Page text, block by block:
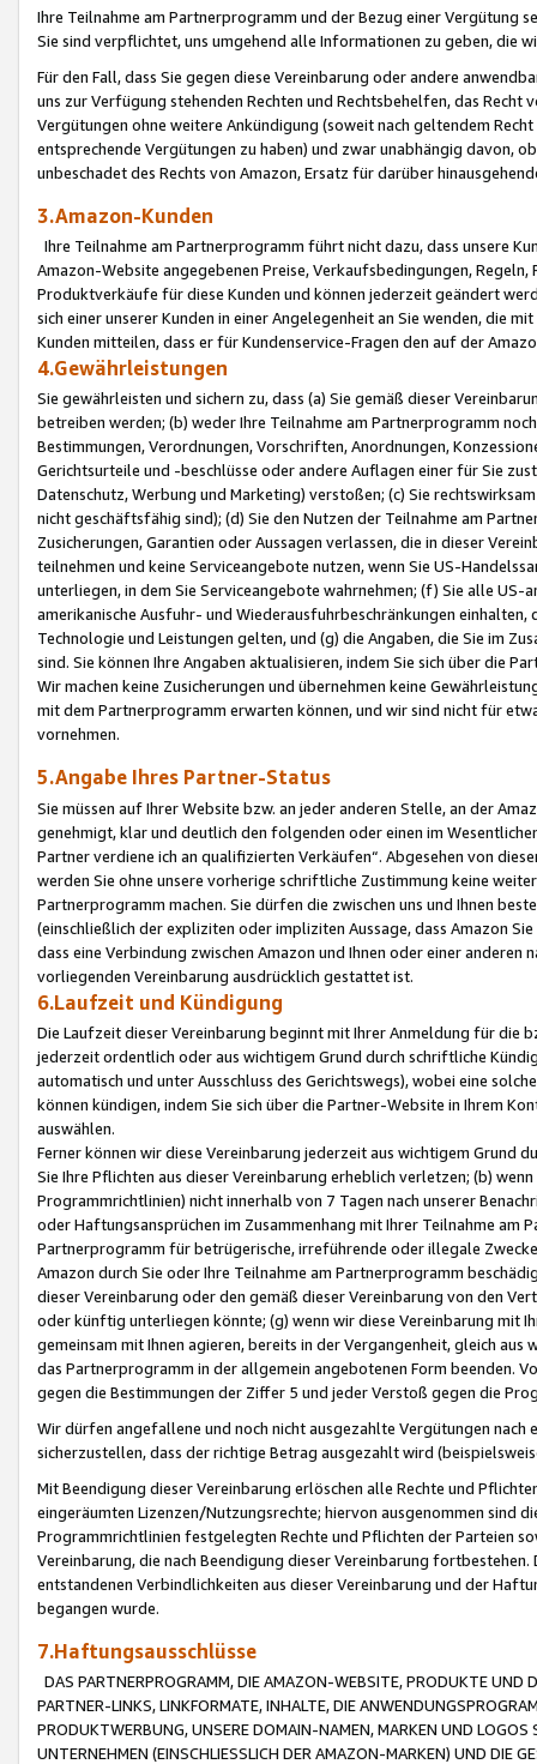
Ihre Teilnahme am Partnerprogramm und der Bezug einer Vergütung
Sie sind verpflichtet, uns umgehend alle Informationen zu geben, die
Für den Fall, dass Sie gegen diese Vereinbarung oder andere
uns zur Verfügung stehenden Rechten und Rechtsbehelfen, das
Vergütungen ohne weitere Ankündigung (soweit nach geltendem
entsprechende Vergütungen zu haben) und zwar unabhängig davon,
unbeschadet des Rechts von Amazon, Ersatz für darüber
3.Amazon-Kunden
Ihre Teilnahme am Partnerprogramm führt nicht dazu, dass unsere
Amazon-Website angegebenen Preise, Verkaufsbedingungen,
Produktverkäufe für diese Kunden und können jederzeit geändert
sich einer unserer Kunden in einer Angelegenheit an Sie wenden, die
Kunden mitteilen, dass er für Kundenservice-Fragen den auf der
4.Gewährleistungen
Sie gewährleisten und sichern zu, dass (a) Sie gemäß dieser
betreiben werden; (b) weder Ihre Teilnahme am Partnerprogramm
Bestimmungen, Verordnungen, Vorschriften, Anordnungen,
Gerichtsurteile und -beschlüsse oder andere Auflagen einer für Sie
Datenschutz, Werbung und Marketing) verstoßen; (c) Sie
nicht geschäftsfähig sind); (d) Sie den Nutzen der Teilnahme am
Zusicherungen, Garantien oder Aussagen verlassen, die in dieser
teilnehmen und keine Serviceangebote nutzen, wenn Sie US-
unterliegen, in dem Sie Serviceangebote wahrnehmen; (f) Sie alle
amerikanische Ausfuhr- und Wiederausfuhrbeschränkungen
Technologie und Leistungen gelten, und (g) die Angaben, die Sie im
sind. Sie können Ihre Angaben aktualisieren, indem Sie sich über die
Wir machen keine Zusicherungen und übernehmen keine
mit dem Partnerprogramm erwarten können, und wir sind nicht für
vornehmen.
5.Angabe Ihres Partner-Status
Sie müssen auf Ihrer Website bzw. an jeder anderen Stelle, an der
genehmigt, klar und deutlich den folgenden oder einen im
Partner verdiene ich an qualifizierten Verkäufen“. Abgesehen von
werden Sie ohne unsere vorherige schriftliche Zustimmung keine
Partnerprogramm machen. Sie dürfen die zwischen uns und Ihnen
(einschließlich der expliziten oder impliziten Aussage, dass Amazon
dass eine Verbindung zwischen Amazon und Ihnen oder einer
vorliegenden Vereinbarung ausdrücklich gestattet ist.
6.Laufzeit und Kündigung
Die Laufzeit dieser Vereinbarung beginnt mit Ihrer Anmeldung für die
jederzeit ordentlich oder aus wichtigem Grund durch schriftliche
automatisch und unter Ausschluss des Gerichtswegs), wobei eine
können kündigen, indem Sie sich über die Partner-Website in Ihrem
auswählen.
Ferner können wir diese Vereinbarung jederzeit aus wichtigem Grund
Sie Ihre Pflichten aus dieser Vereinbarung erheblich verletzen; (b)
Programmrichtlinien) nicht innerhalb von 7 Tagen nach unserer
oder Haftungsansprüchen im Zusammenhang mit Ihrer Teilnahme am
Partnerprogramm für betrügerische, irreführende oder illegale
Amazon durch Sie oder Ihre Teilnahme am Partnerprogramm
dieser Vereinbarung oder den gemäß dieser Vereinbarung von den
oder künftig unterliegen könnte; (g) wenn wir diese Vereinbarung mit
gemeinsam mit Ihnen agieren, bereits in der Vergangenheit, gleich
das Partnerprogramm in der allgemein angebotenen Form beenden.
gegen die Bestimmungen der Ziffer 5 und jeder Verstoß gegen die
Wir dürfen angefallene und noch nicht ausgezahlte Vergütungen
sicherzustellen, dass der richtige Betrag ausgezahlt wird
Mit Beendigung dieser Vereinbarung erlöschen alle Rechte und
eingeräumten Lizenzen/Nutzungsrechte; hiervon ausgenommen sind
Programmrichtlinien festgelegten Rechte und Pflichten der Parteien
Vereinbarung, die nach Beendigung dieser Vereinbarung
entstandenen Verbindlichkeiten aus dieser Vereinbarung und der
begangen wurde.
7.Haftungsausschlüsse
DAS PARTNERPROGRAMM, DIE AMAZON-WEBSITE, PRODUKTE UND
PARTNER-LINKS, LINKFORMATE, INHALTE, DIE
PRODUKTWERBUNG, UNSERE DOMAIN-NAMEN, MARKEN UND
UNTERNEHMEN (EINSCHLIESSLICH DER AMAZON-MARKEN) UND DIE